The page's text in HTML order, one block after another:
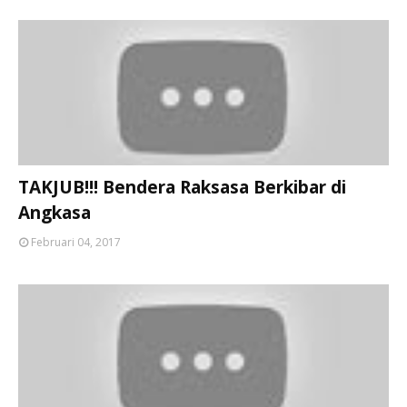
TAKJUB!!! Bendera Raksasa Berkibar di
Angkasa
Februari 04, 2017